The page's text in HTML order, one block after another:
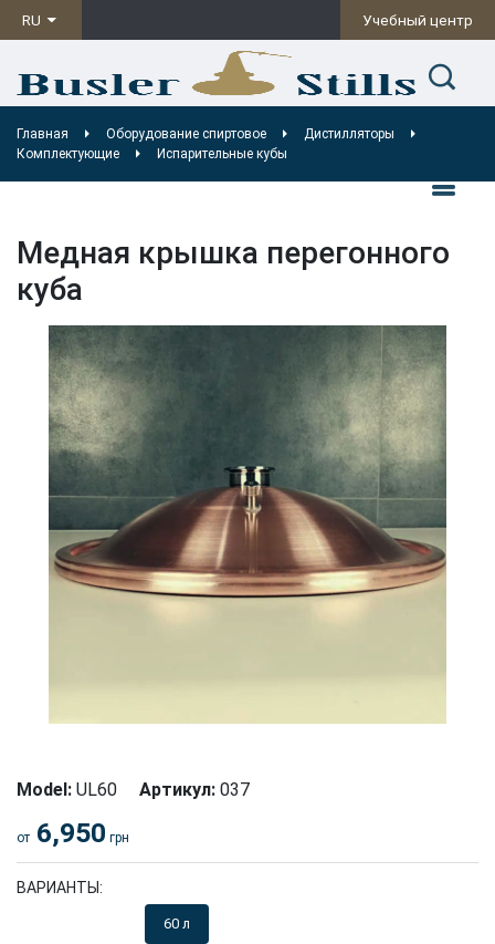
RU Учебный центр
Главная Оборудование спиртовое
Дистилляторы
Комплектующие
Испарительные кубы
Медная крышка перегонного
куба
Model: UL60 Артикул: 037
от 6,950 грн
ВАРИАНТЫ:
60 л